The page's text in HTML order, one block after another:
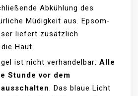
Abkühlung des
Müdigkeit aus. Epsom-
liefert zusätzlich
Haut.
ist nicht verhandelbar: Alle
Stunde vor dem
. Das blaue Licht